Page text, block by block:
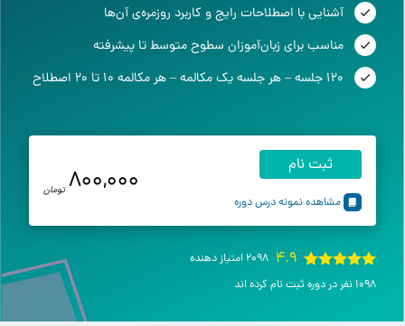
آشنایی با اصطلاحات رایج و کاربرد روزمره‌ی آن‌ها
مناسب برای زبان‌آموزان سطوح متوسط تا پیشرفته
120 جلسه – هر جلسه یک مکالمه – هر مکالمه ۱۰ تا ۲۰ اصطلاح
ثبت نام
مشاهده نمونه درس دوره
800,000 تومان
4.9 2098 امتیاز دهنده
1098 نفر در دوره ثبت نام کرده اند